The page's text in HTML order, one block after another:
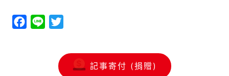
Facebook
Line
記事寄付 (捐贈)